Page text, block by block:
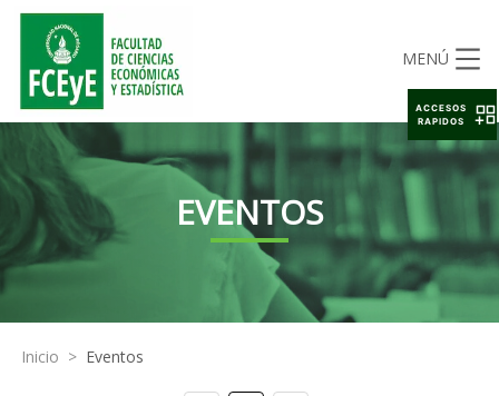
MENÚ
EVENTOS
Inicio > Eventos
ACCESOS
RAPIDOS